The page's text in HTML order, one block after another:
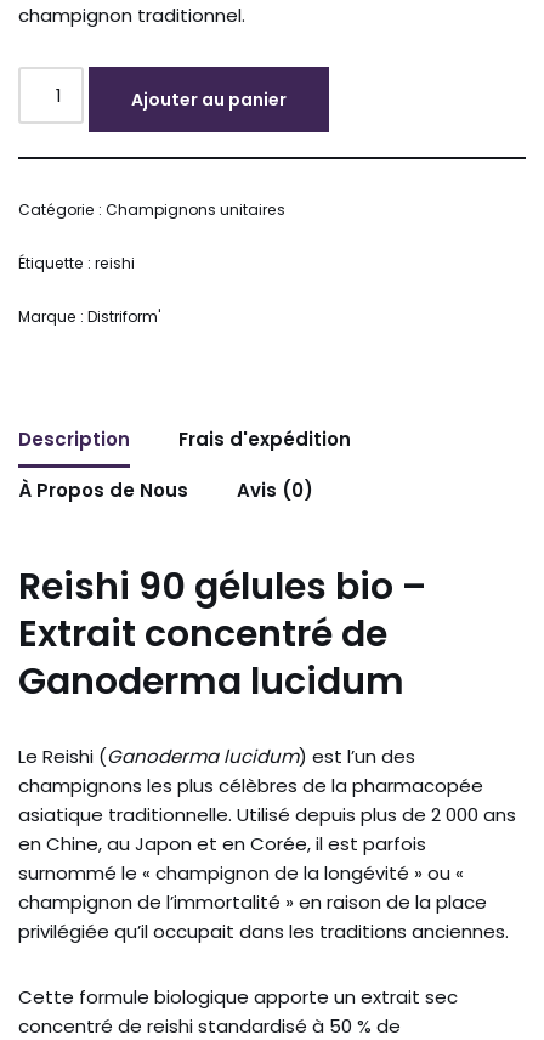
champignon traditionnel.
Ajouter au panier
Catégorie : Champignons unitaires
Étiquette : reishi
Marque : Distriform'
Description
Frais d'expédition
À Propos de Nous
Avis (0)
Reishi 90 gélules bio –
Extrait concentré de
Ganoderma lucidum
Le Reishi (Ganoderma lucidum) est l’un des
champignons les plus célèbres de la pharmacopée
asiatique traditionnelle. Utilisé depuis plus de 2 000 ans
en Chine, au Japon et en Corée, il est parfois
surnommé le « champignon de la longévité » ou «
champignon de l’immortalité » en raison de la place
privilégiée qu’il occupait dans les traditions anciennes.
Cette formule biologique apporte un extrait sec
concentré de reishi standardisé à 50 % de